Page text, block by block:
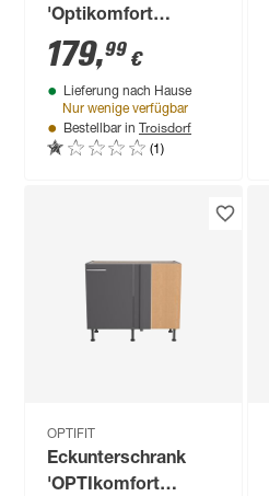
'Optikomfort
Rurik986' weiß 90 x
87 x 58,4 cm
179,99 €
Lieferung nach Hause
Nur wenige verfügbar
Bestellbar in Troisdorf
(1)
OPTIFIT
Eckunterschrank
'OPTIkomfort